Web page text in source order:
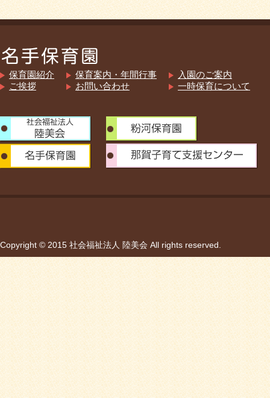
保育園紹介
ご挨拶
保育案内・年間行事
お問い合わせ
入園のご案内
一時保育について
Copyright © 2015 社会福祉法人 陸美会 All rights reserved.